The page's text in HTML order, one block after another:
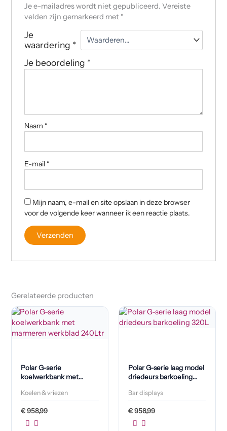
Je e-mailadres wordt niet gepubliceerd. Vereiste
velden zijn gemarkeerd met *
Je
waardering *
Je beoordeling *
Naam *
E-mail *
Mijn naam, e-mail en site opslaan in deze browser
voor de volgende keer wanneer ik een reactie plaats.
Gerelateerde producten
Polar G-serie
koelwerkbank met
240L
Koelen & vriezen
€958,99
Polar G-serie laag model
driedeurs barkoeling
Bar displays
€958,99